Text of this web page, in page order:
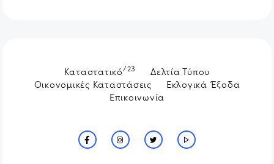
Καταστατικό/23
Δελτία Τύπου
Οικονομικές Καταστάσεις
Εκλογικά Έξοδα
Επικοινωνία